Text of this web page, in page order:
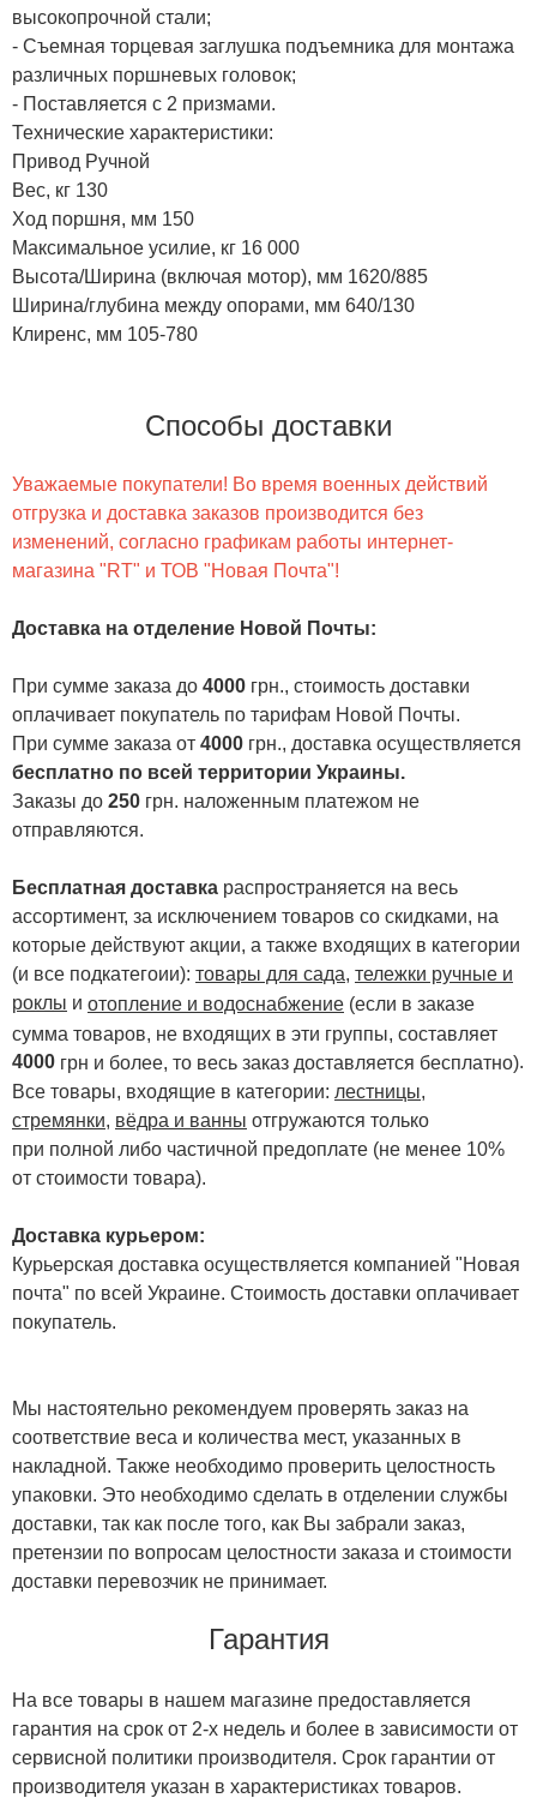
высокопрочной стали;
- Съемная торцевая заглушка подъемника для монтажа
различных поршневых головок;
- Поставляется с 2 призмами.
Технические характеристики:
Привод Ручной
Вес, кг 130
Ход поршня, мм 150
Максимальное усилие, кг 16 000
Высота/Ширина (включая мотор), мм 1620/885
Ширина/глубина между опорами, мм 640/130
Клиренс, мм 105-780
Способы доставки
Уважаемые покупатели! Во время военных действий
отгрузка и доставка заказов производится без
изменений, согласно графикам работы интернет-
магазина "RT" и ТОВ "Новая Почта"!
Доставка на отделение Новой Почты:
При сумме заказа до 4000 грн., стоимость доставки
оплачивает покупатель по тарифам Новой Почты.
При сумме заказа от 4000 грн., доставка осуществляется
бесплатно по всей территории Украины.
Заказы до 250 грн. наложенным платежом не
отправляются.
Бесплатная доставка распространяется на весь
ассортимент, за исключением товаров со скидками, на
которые действуют акции, а также входящих в категории
(и все подкатегоии): товары для сада, тележки ручные и
роклы и отопление и водоснабжение (если в заказе
сумма товаров, не входящих в эти группы, составляет
4000 грн и более, то весь заказ доставляется бесплатно).
Все товары, входящие в категории: лестницы,
стремянки, вёдра и ванны отгружаются только
при полной либо частичной предоплате (не менее 10%
от стоимости товара).
Доставка курьером:
Курьерская доставка осуществляется компанией "Новая
почта" по всей Украине. Стоимость доставки оплачивает
покупатель.
Мы настоятельно рекомендуем проверять заказ на
соответствие веса и количества мест, указанных в
накладной. Также необходимо проверить целостность
упаковки. Это необходимо сделать в отделении службы
доставки, так как после того, как Вы забрали заказ,
претензии по вопросам целостности заказа и стоимости
доставки перевозчик не принимает.
Гарантия
На все товары в нашем магазине предоставляется
гарантия на срок от 2-х недель и более в зависимости от
сервисной политики производителя. Срок гарантии от
производителя указан в характеристиках товаров.